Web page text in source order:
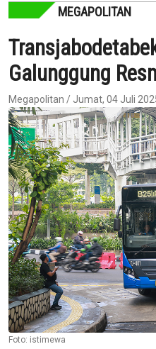
MEGAPOLITAN
Galunggung
Megapolitan / Jumat, 04 Juli
Foto: istimewa